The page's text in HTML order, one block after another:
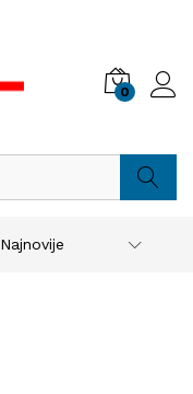
0
Najnovije